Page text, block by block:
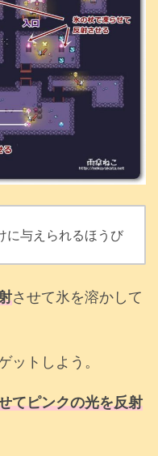
に与えられるほうび
させて氷を溶かして
ットしよう。
てピンクの光を反射